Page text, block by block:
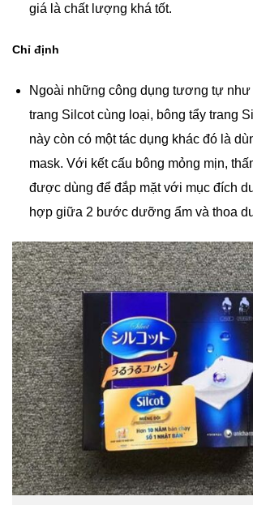
giá là chất lượng khá tốt.
Chỉ định
Ngoài những công dụng tương tự như
trang Silcot cùng loại, bông tẩy trang
này còn có một tác dụng khác đó là
mask. Với kết cấu bông mỏng mịn,
được dùng để đắp mặt với mục đích
hợp giữa 2 bước dưỡng ẩm và thoa